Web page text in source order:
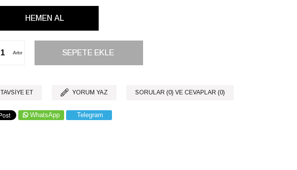
Artır
TAVSIYE ET YORUM YAZ SORULAR (0) VE CEVAPLAR (0)
WhatsApp Telegram